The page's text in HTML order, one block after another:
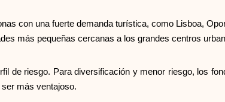
Ayuda
con una fuerte demanda turística, como Lisboa,
más pequeñas cercanas a los grandes centros
de riesgo. Para diversificación y menor riesgo, los
más ventajoso.